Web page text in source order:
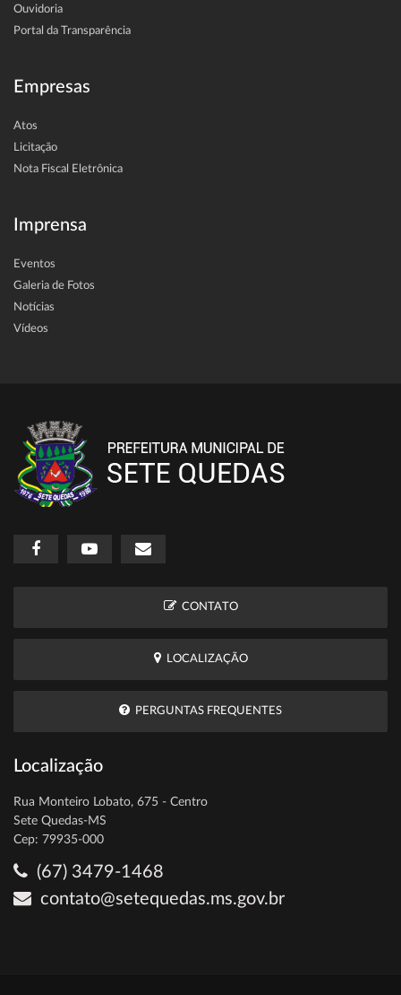
Ouvidoria
Portal da Transparência
Empresas
Atos
Licitação
Nota Fiscal Eletrônica
Imprensa
Eventos
Galeria de Fotos
Notícias
Vídeos
CONTATO
LOCALIZAÇÃO
PERGUNTAS FREQUENTES
Localização
Rua Monteiro Lobato, 675 - Centro
Sete Quedas-MS
Cep: 79935-000
(67) 3479-1468
contato@setequedas.ms.gov.br